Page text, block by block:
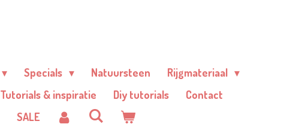
Specials Natuursteen
Rijgmateriaal
Tutorials & inspiratie Diy tutorials
Contact
SALE